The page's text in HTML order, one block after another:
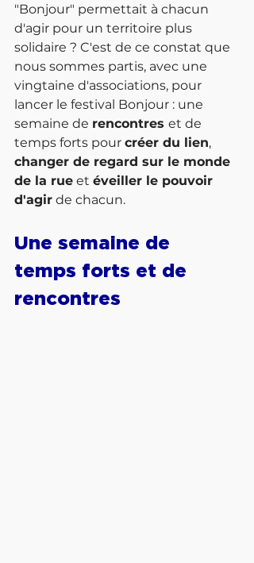
"Bonjour" permettait à chacun
d'agir pour un territoire plus
solidaire ? C'est de ce constat que
nous sommes partis, avec une
vingtaine d'associations, pour
lancer le festival Bonjour : une
semaine de rencontres et de
temps forts pour créer du lien,
changer de regard sur le monde
de la rue et éveiller le pouvoir
d'agir de chacun.
Une semaine de
temps forts et de
rencontres